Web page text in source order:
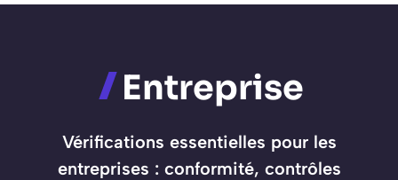
Entreprise
Vérifications essentielles pour les
entreprises : conformité, contrôles